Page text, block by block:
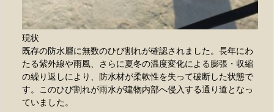
現状
既存の防水層に無数のひび割れが確認されました。長年にわ
たる紫外線や雨風、さらに夏冬の温度変化による膨張・収縮
の繰り返しにより、防水材が柔軟性を失って破断した状態で
す。このひび割れが雨水が建物内部へ侵入する通り道となっ
ていました。